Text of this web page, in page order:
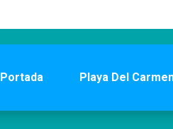
Portada Playa Del